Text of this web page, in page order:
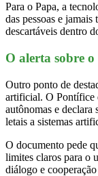
Para o Papa, a
das pessoas e
descartáveis dentro
O alerta sobre
Outro ponto de
artificial. O Pontífice
autônomas e declara
letais a sistemas
O documento pede
limites claros para o
diálogo e